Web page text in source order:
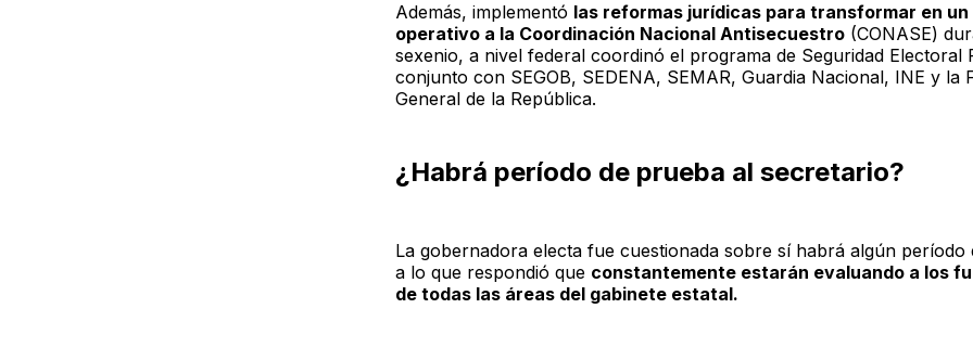
Además, implementó las reformas jurídicas para transformar en un
operativo a la Coordinación Nacional Antisecuestro(CONASE)
sexenio, a nivel federal coordinó el programa de Seguridad Electoral
conjunto con SEGOB, SEDENA, SEMAR, Guardia Nacional, INE y la
General de la República.
¿Habrá período de prueba al secretario?
La gobernadora electa fue cuestionada sobre sí habrá algún período
a lo que respondió que constantemente estarán evaluando a los
de todas las áreas del gabinete estatal.